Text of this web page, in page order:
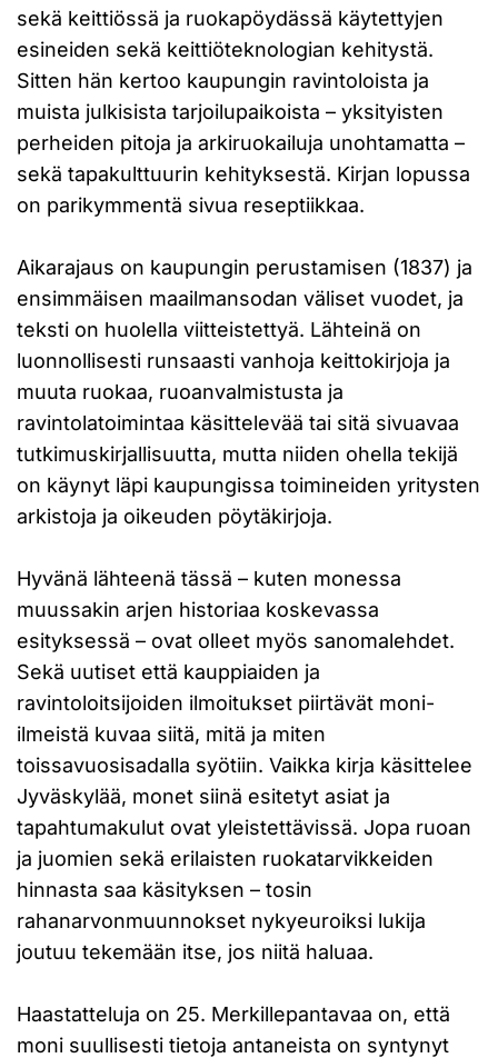
sekä keittiössä ja ruokapöydässä käytettyjen
esineiden sekä keittiöteknologian kehitystä.
Sitten hän kertoo kaupungin ravintoloista ja
muista julkisista tarjoilupaikoista – yksityisten
perheiden pitoja ja arkiruokailuja unohtamatta –
sekä tapakulttuurin kehityksestä. Kirjan lopussa
on parikymmentä sivua reseptiikkaa.
Aikarajaus on kaupungin perustamisen (1837) ja
ensimmäisen maailmansodan väliset vuodet, ja
teksti on huolella viitteistettyä. Lähteinä on
luonnollisesti runsaasti vanhoja keittokirjoja ja
muuta ruokaa, ruoanvalmistusta ja
ravintolatoimintaa käsittelevää tai sitä sivuavaa
tutkimuskirjallisuutta, mutta niiden ohella tekijä
on käynyt läpi kaupungissa toimineiden yritysten
arkistoja ja oikeuden pöytäkirjoja.
Hyvänä lähteenä tässä – kuten monessa
muussakin arjen historiaa koskevassa
esityksessä – ovat olleet myös sanomalehdet.
Sekä uutiset että kauppiaiden ja
ravintoloitsijoiden ilmoitukset piirtävät moni-
ilmeistä kuvaa siitä, mitä ja miten
toissavuosisadalla syötiin. Vaikka kirja käsittelee
Jyväskylää, monet siinä esitetyt asiat ja
tapahtumakulut ovat yleistettävissä. Jopa ruoan
ja juomien sekä erilaisten ruokatarvikkeiden
hinnasta saa käsityksen – tosin
rahanarvonmuunnokset nykyeuroiksi lukija
joutuu tekemään itse, jos niitä haluaa.
Haastatteluja on 25. Merkillepantavaa on, että
moni suullisesti tietoja antaneista on syntynyt